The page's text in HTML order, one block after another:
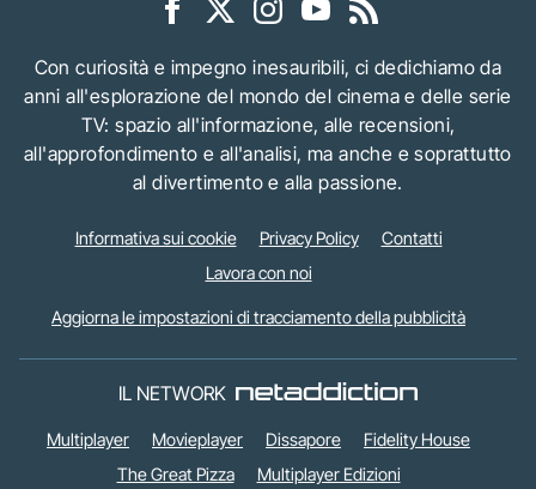
Con curiosità e impegno inesauribili, ci dedichiamo da
anni all'esplorazione del mondo del cinema e delle serie
TV: spazio all'informazione, alle recensioni,
all'approfondimento e all'analisi, ma anche e soprattutto
al divertimento e alla passione.
Informativa sui cookie Privacy Policy
Contatti
Lavora con noi
Aggiorna le impostazioni di tracciamento della pubblicità
IL NETWORK
Multiplayer Movieplayer Dissapore
Fidelity House
The Great Pizza
Multiplayer Edizioni